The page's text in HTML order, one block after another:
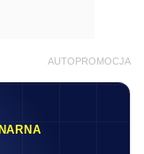
AUTOPROMOCJA